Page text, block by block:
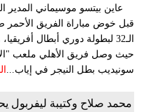
قبل خوض مباراة الفريق الأحمر
الـ32 لبطولة دوري أبطال
سونيديب بطل النيجر في إياب...
محمد صلاح وكتيبة ليفربول